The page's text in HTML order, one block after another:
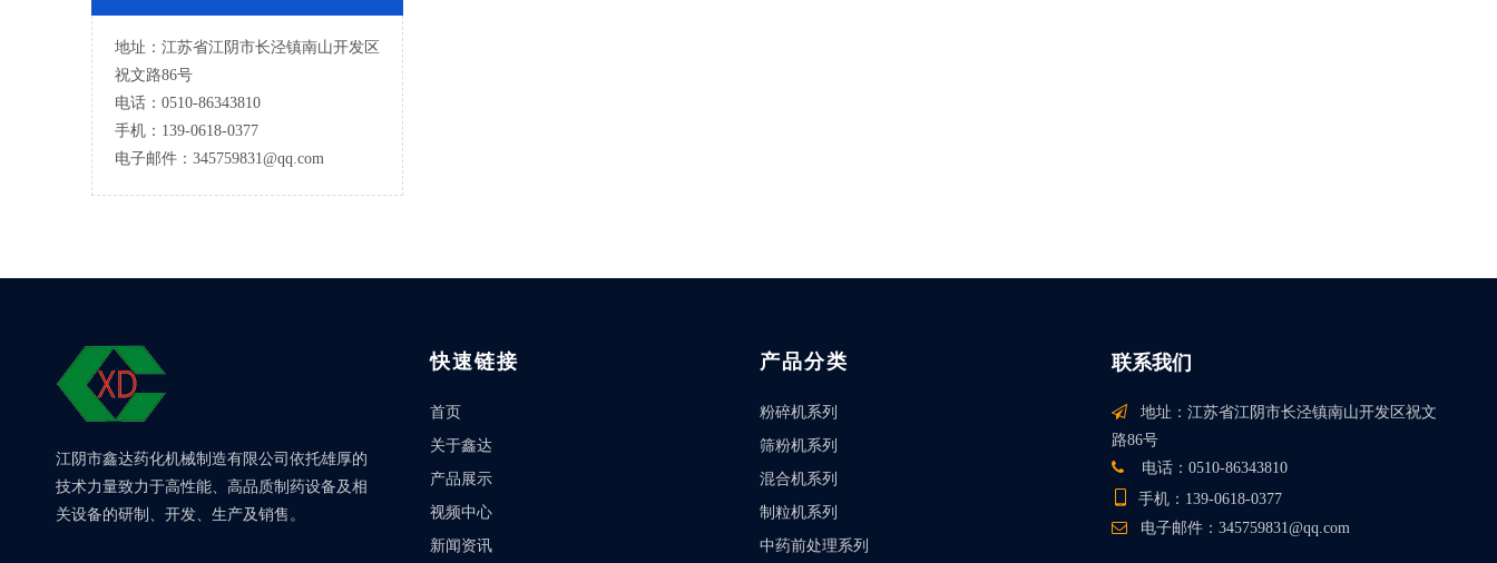
地址：江苏省江阴市长泾镇南山开发区
祝文路86号
电话：0510-86343810
手机：139-0618-0377
电子邮件： 345759831@qq.com
江阴市鑫达药化机械制造有限公司依托雄厚的
技术力量致力于高性能、高品质制药设备及相
关设备的研制、开发、生产及销售。
快速链接
首页
关于鑫达
产品展示
视频中心
新闻资讯
产品分类
粉碎机系列
筛粉机系列
混合机系列
制粒机系列
中药前处理系列
联系我们

地址：江苏省江阴市长泾镇南山开发区祝文
路86号
 电话：0510-86343810
手机：139-0618-0377
 电子邮件： 345759831@qq.com